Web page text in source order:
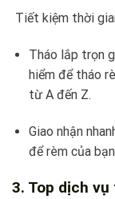
Tiết kiệm thời
Tháo lắp trọn
hiểm để tháo
từ A đến Z.
Giao nhận
để rèm của
3. Top dịch